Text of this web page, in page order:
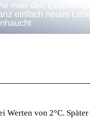
man den
einfach neues
Werten von 2°C.